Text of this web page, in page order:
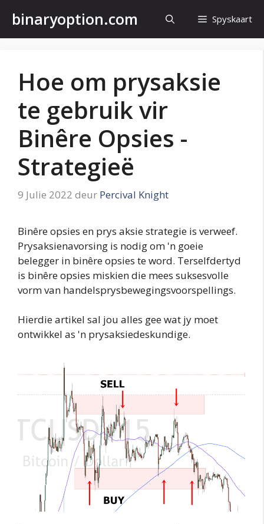
oor
na
binaryoption.com Spyskaart
Hoe om prysaksie
te gebruik vir
Binêre Opsies -
Strategieë
9 Julie 2022 deur Percival Knight
Binêre opsies en prys aksie strategie is verweef.
Prysaksienavorsing is nodig om 'n goeie
belegger in binêre opsies te word. Terselfdertyd
is binêre opsies miskien die mees suksesvolle
vorm van handelsprysbewegingsvoorspellings.
Hierdie artikel sal jou alles gee wat jy moet
ontwikkel as 'n prysaksiedeskundige.